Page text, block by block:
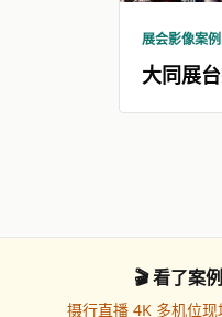
展会影像案例
大同展
🎬 看了案
摄行直播 4K 多机位现